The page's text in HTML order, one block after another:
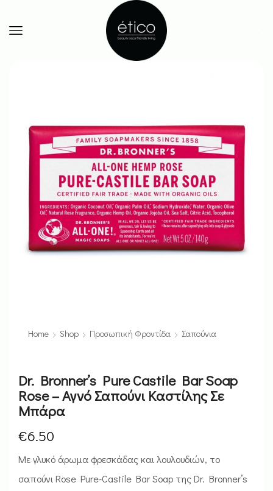
Home Shop Προσωπική Φροντίδα Σαπούνια
Dr. Bronner’s Pure Castile Bar Soap
Rose – Αγνό Σαπούνι Καστίλης Σε
Μπάρα
€6.50
Με γλυκό άρωμα φρεσκάδας και λουλουδιών, το
σαπούνι Rose Pure-Castile Bar Soap της Dr. Bronner’s